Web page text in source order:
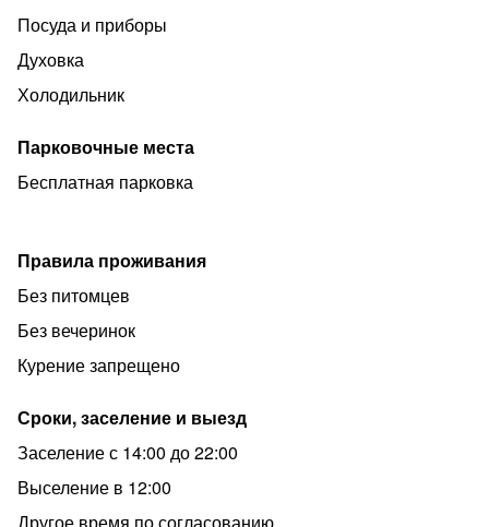
Посуда и приборы
Духовка
Холодильник
Парковочные места
Бесплатная парковка
Правила проживания
Без питомцев
Без вечеринок
Курение запрещено
Сроки, заселение и выезд
Заселение с 14:00 до 22:00
Выселение в 12:00